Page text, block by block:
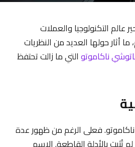
التكنولوجيا والعملات
أثار حولها العديد من النظريات
ناكاموتوالتي ما زالت تحتفظ
ناكاموتو. فعلى الرغم من ظهور عدة
بالأدلة القاطعة. الاسم